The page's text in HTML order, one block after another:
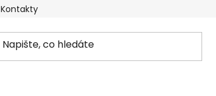
Kontakty